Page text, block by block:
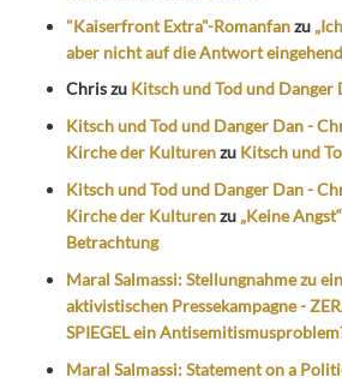
"Kaiserfront Extra"-Romanfanzu
aber nicht auf die Antwort
Chriszu Kitsch und Tod und Danger
Kitsch und Tod und Danger Dan -
Kirche der Kulturenzu Kitsch und
Kitsch und Tod und Danger Dan -
Kirche der Kulturenzu „Keine
Betrachtung
Maral Salmassi: Stellungnahme zu
aktivistischen Pressekampagne -
SPIEGEL ein
Maral Salmassi: Statement on a